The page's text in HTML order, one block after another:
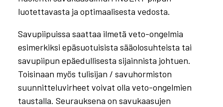
luotettavasta ja optimaalisesta vedosta.
Savupiipuissa saattaa ilmetä veto-ongelmia
esimerkiksi epäsuotuisista sääolosuhteista tai
savupiipun epäedullisesta sijainnista johtuen.
Toisinaan myös tulisijan / savuhormiston
suunnitteluvirheet voivat olla veto-ongelmien
taustalla. Seurauksena on savukaasujen